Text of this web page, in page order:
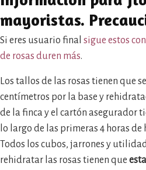
mayoristas.
Si eres usuario final sigue estos
de rosas duren más.
Los tallos de las rosas tienen que
centímetros por la base y
de la finca y el cartón asegurador
lo largo de las primeras 4 horas
Todos los cubos, jarrones y
rehidratar las rosas tienen que